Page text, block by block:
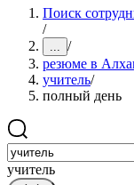
Поиск
/
... /
резюме в
учитель/
полный день
учитель